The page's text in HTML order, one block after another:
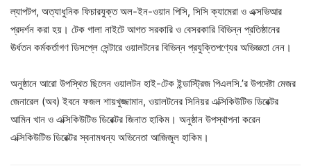
ল্যাপটপ, অত্যাধুনিক ফিচারযুক্ত অল-ইন-ওয়ান পিসি, সিসি ক্যামেরা ও এক্সভিআর
প্রদর্শন করা হয়। টেক গালা নাইটে আগত সরকারি ও বেসরকারি বিভিন্ন প্রতিষ্ঠানের
ঊর্ধতন কর্মকর্তাগণ ডিসপ্লে সেন্টারে ওয়ালটনের বিভিন্ন প্রযুক্তিপণ্যের অভিজ্ঞতা নেন।
অনুষ্ঠানে আরো উপস্থিত ছিলেন ওয়ালটন হাই-টেক ইন্ডাস্ট্রিজ পিএলসি.’র উপদেষ্টা মেজর
জেনারেল (অব) ইবনে ফজল শায়খুজ্জামান, ওয়ালটনের সিনিয়র এক্সিকিউটিভ ডিরেক্টর
আমিন খান ও এক্সিকিউটিভ ডিরেক্টর জিনাত হাকিম। অনুষ্ঠান উপস্থাপনা করেন
এক্সিকিউটিভ ডিরেক্টর স্বনামধন্য অভিনেতা আজিজুল হাকিম।